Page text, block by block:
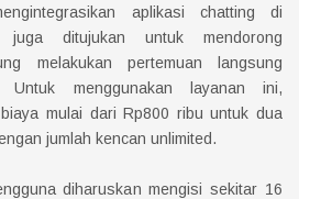
aplikasi chatting di
ditujukan untuk mendorong
melakukan pertemuan langsung
Untuk menggunakan layanan ini,
mulai dari Rp800 ribu untuk dua
jumlah kencan unlimited.
diharuskan mengisi sekitar 16